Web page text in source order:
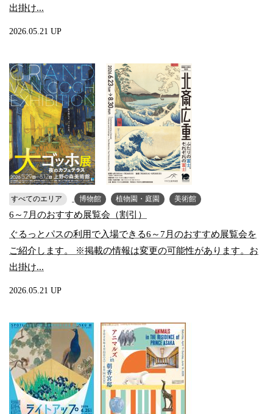
出掛け...
2026.05.21 UP
すべてのエリア 博物館 植物園・庭園 美術館
6～7月のおすすめ展覧会（割引）
ぐるっとパスの利用で入場できる6～7月のおすすめ展覧会を
ご紹介します。 ※掲載の情報は変更の可能性があります。お
出掛け...
2026.05.21 UP